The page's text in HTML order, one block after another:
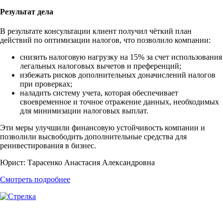
Результат дела
В результате консультации клиент получил чёткий план
действий по оптимизации налогов, что позволило компании:
снизить налоговую нагрузку на 15% за счет использования
легальных налоговых вычетов и преференций;
избежать рисков дополнительных доначислений налогов
при проверках;
наладить систему учета, которая обеспечивает
своевременное и точное отражение данных, необходимых
для минимизации налоговых выплат.
Эти меры улучшили финансовую устойчивость компании и
позволили высвободить дополнительные средства для
реинвестирования в бизнес.
Юрист: Тарасенко Анастасия Александровна
Смотреть подробнее